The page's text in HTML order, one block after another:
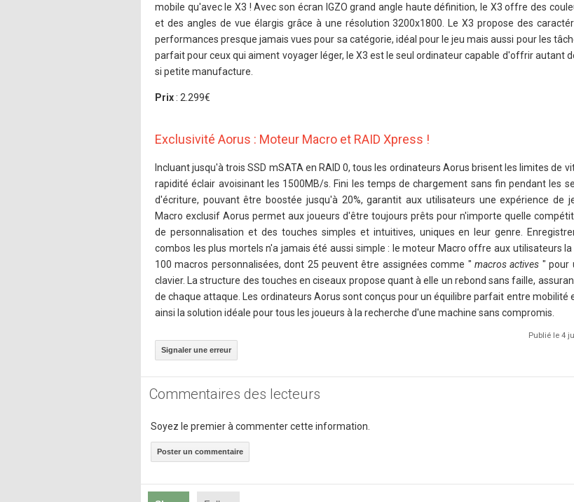
mobile qu'avec le X3 ! Avec son écran IGZO grand angle haute définition, le X3 offre des
et des angles de vue élargis grâce à une résolution 3200x1800. Le X3 propose des
performances presque jamais vues pour sa catégorie, idéal pour le jeu mais aussi pour les
parfait pour ceux qui aiment voyager léger, le X3 est le seul ordinateur capable d'offrir autant
si petite manufacture.
Prix : 2.299€
Exclusivité Aorus : Moteur Macro et RAID Xpress !
Incluant jusqu'à trois SSD mSATA en RAID 0, tous les ordinateurs Aorus brisent les limites de
rapidité éclair avoisinant les 1500MB/s. Fini les temps de chargement sans fin pendant les
d'écriture, pouvant être boostée jusqu'à 20%, garantit aux utilisateurs une expérience de
Macro exclusif Aorus permet aux joueurs d'être toujours prêts pour n'importe quelle
de personnalisation et des touches simples et intuitives, uniques en leur genre.
combos les plus mortels n'a jamais été aussi simple : le moteur Macro offre aux utilisateurs
100 macros personnalisées, dont 25 peuvent être assignées comme " macros actives " pour
clavier. La structure des touches en ciseaux propose quant à elle un rebond sans faille,
de chaque attaque. Les ordinateurs Aorus sont conçus pour un équilibre parfait entre
ainsi la solution idéale pour tous les joueurs à la recherche d'une machine sans compromis.
Publié le 4
Signaler une erreur
Commentaires des lecteurs
Soyez le premier à commenter cette information.
Poster un commentaire